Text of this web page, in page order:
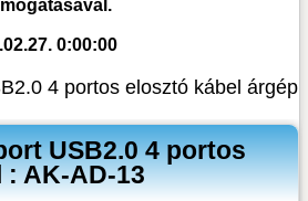
0:00:00
4 portos elosztó kábel árgép
USB2.0 4 portos
AK-AD-13